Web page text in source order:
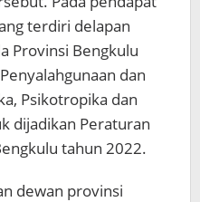
terdiri delapan
Provinsi Bengkulu
dan
Psikotropika dan
dijadikan Peraturan
tahun 2022.
dewan provinsi